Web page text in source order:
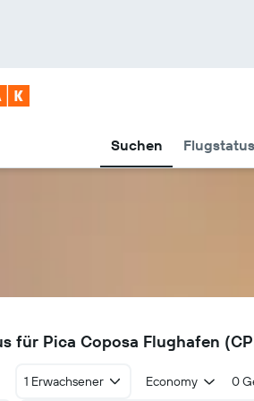
Suchen Flugstatus
Reisen
für Pica Coposa Flughafen
1 Erwachsener Economy 0